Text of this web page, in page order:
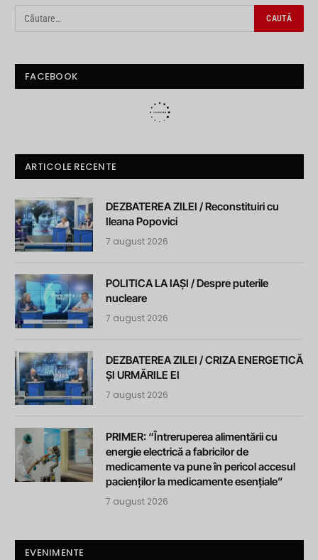
FACEBOOK
ARTICOLE RECENTE
DEZBATEREA ZILEI / Reconstituiri cu
Ileana Popovici
7 august 2026
POLITICA LA IAȘI / Despre puterile
nucleare
7 august 2026
DEZBATEREA ZILEI / CRIZA ENERGETICĂ
ȘI URMĂRILE EI
7 august 2026
PRIMER: “Întreruperea alimentării cu
energie electrică a fabricilor de
medicamente va pune în pericol accesul
pacienților la medicamente esențiale”
7 august 2026
EVENIMENTE